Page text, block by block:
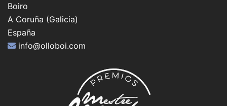
Boiro
A Coruña (Galicia)
España
info@olloboi.com